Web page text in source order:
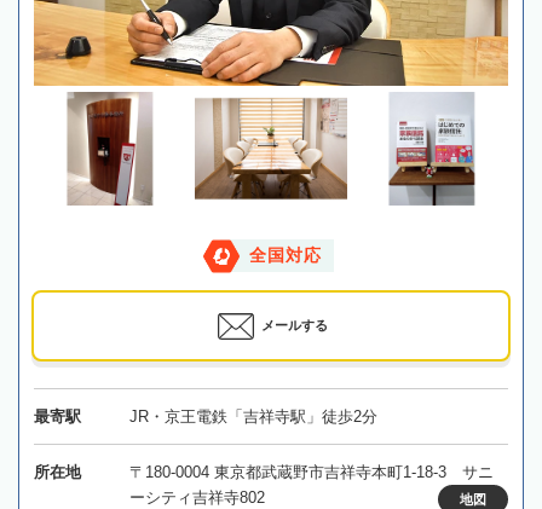
全国対応
メールする
最寄駅 JR・京王電鉄「吉祥寺駅」徒歩2分
所在地
〒180-0004 東京都武蔵野市吉祥寺本町1-18-3 サニ
ーシティ吉祥寺802
地図